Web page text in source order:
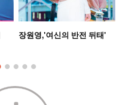
장원영,'여신의 반전 뒤태'